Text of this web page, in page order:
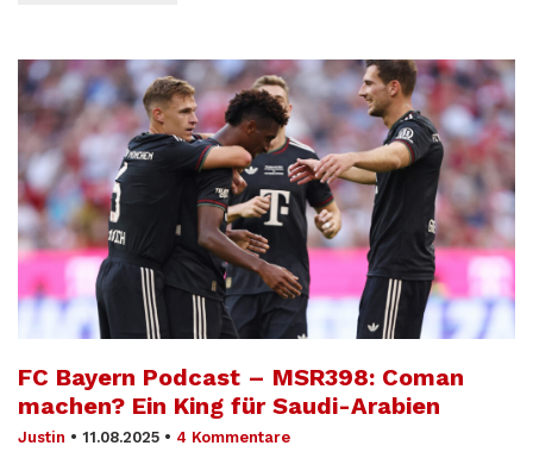
FC Bayern Podcast – MSR398: Coman
machen? Ein King für Saudi-Arabien
Justin • 11.08.2025 • 4 Kommentare